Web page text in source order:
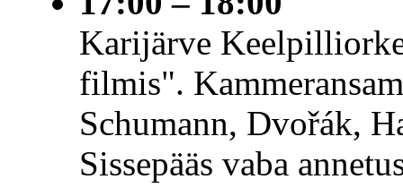
Karijärve
filmis".
Schumann, Dvořák,
Sissepääs vaba